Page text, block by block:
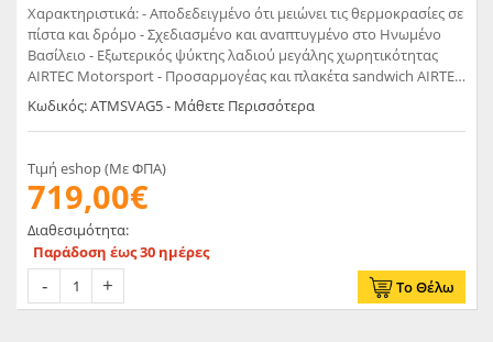
Χαρακτηριστικά: - Αποδεδειγμένο ότι μειώνει τις θερμοκρασίες σε
πίστα και δρόμο - Σχεδιασμένο και αναπτυγμένο στο Ηνωμένο
Βασίλειο - Εξωτερικός ψύκτης λαδιού μεγάλης χωρητικότητας
AIRTEC Motorsport - Προσαρμογέας και πλακέτα sandwich AIRTEC
Motorsport - Κρεμαστός βραχίονας κομμένος με λέιζερ και
βαμμένος μαύρος - Υψηλής ποιότητας σωλήνες και fitting Aerotec
- Εγκατάσταση με βίδες που μπορεί να γίνει στο σπίτι - Πλήρες κιτ
με όλα τα εξαρτήματα, fitting και οδηγίες
Κωδικός: ATMSVAG5 - Μάθετε Περισσότερα
Τιμή eshop (Με ΦΠΑ)
719,00€
Διαθεσιμότητα:
Παράδοση έως 30 ημέρες
Το Θέλω